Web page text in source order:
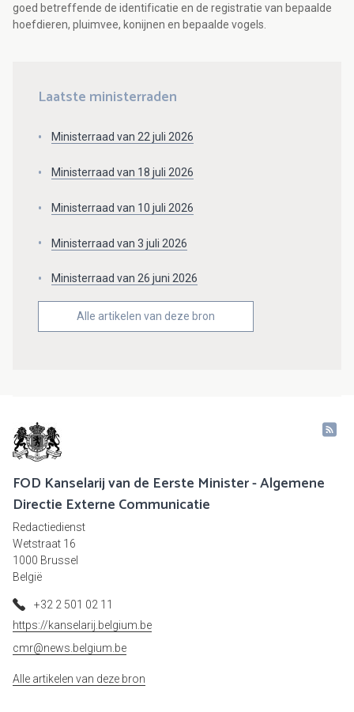
goed betreffende de identificatie en de registratie van bepaalde
hoefdieren, pluimvee, konijnen en bepaalde vogels.
Laatste ministerraden
Ministerraad van 22 juli 2026
Ministerraad van 18 juli 2026
Ministerraad van 10 juli 2026
Ministerraad van 3 juli 2026
Ministerraad van 26 juni 2026
Alle artikelen van deze bron
FOD Kanselarij van de Eerste Minister - Algemene
Directie Externe Communicatie
Redactiedienst
Wetstraat 16
1000 Brussel
België
+32 2 501 02 11
https://kanselarij.belgium.be
cmr@news.belgium.be
Alle artikelen van deze bron